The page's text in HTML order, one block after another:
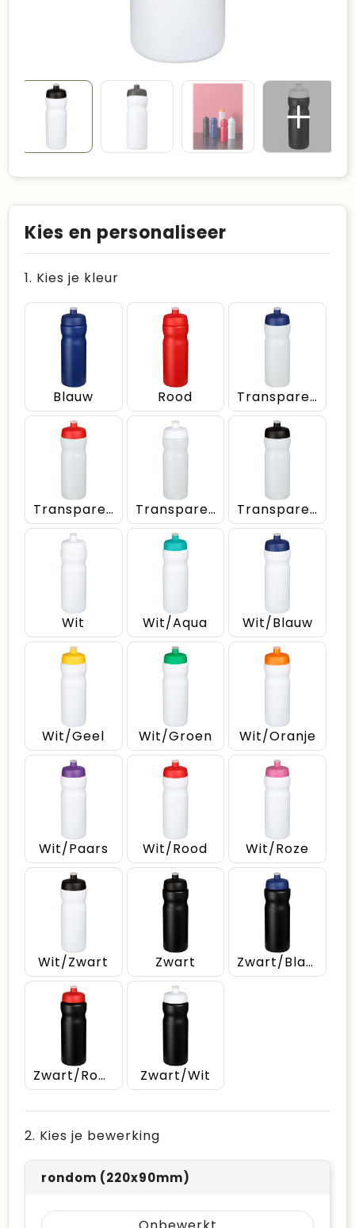
Kies en personaliseer
1. Kies je kleur
Blauw Rood Transparent/Blauw
Transparent/Rood Transparent/Wit Transparent/Zwart
Wit Wit/Aqua Wit/Blauw
Wit/Geel Wit/Groen Wit/Oranje
Wit/Paars Wit/Rood Wit/Roze
Wit/Zwart Zwart Zwart/Blauw
Zwart/Rood Zwart/Wit
2. Kies je bewerking
rondom (220x90mm)